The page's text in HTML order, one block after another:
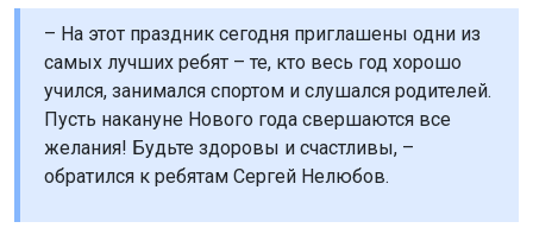
– На этот праздник сегодня приглашены одни из
самых лучших ребят – те, кто весь год хорошо
учился, занимался спортом и слушался родителей.
Пусть накануне Нового года свершаются все
желания! Будьте здоровы и счастливы, –
обратился к ребятам Сергей Нелюбов.